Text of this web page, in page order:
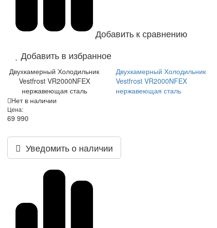
Добавить к сравнению
Добавить в избранное
Двухкамерный Холодильник
Vestfrost VR2000NFEX
нержавеющая сталь
Двухкамерный Холодильник
Vestfrost VR2000NFEX
нержавеющая сталь
Нет в наличии
Цена:
69 990
Уведомить о наличии